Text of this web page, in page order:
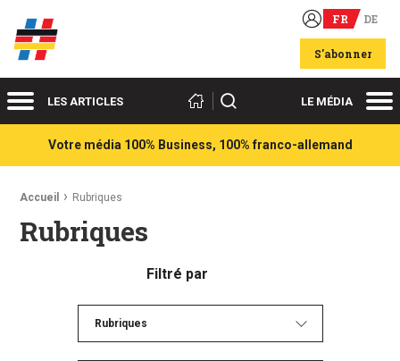
Acteurs du franco-allemand FR DE
S'abonner
MenuLES ARTICLES Rechercher LE MÉDIA
Votre média 100% Business, 100% franco-allemand
Fil d'Ariane :
Accueil Rubriques
Rubriques
Filtré par
Rubriques